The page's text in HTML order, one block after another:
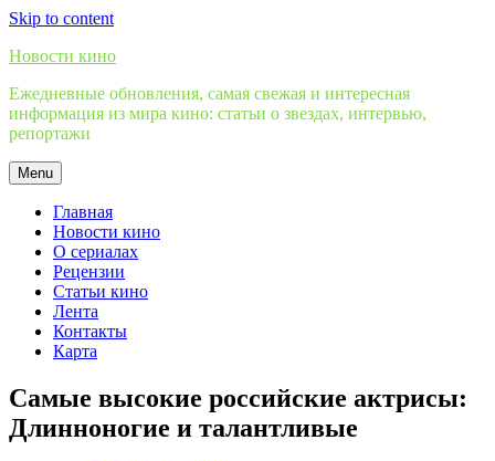
Skip to content
Новости кино
Ежедневные обновления, самая свежая и интересная
информация из мира кино: статьи о звездах, интервью,
репортажи
Menu
Главная
Новости кино
О сериалах
Рецензии
Статьи кино
Лента
Контакты
Карта
Самые высокие российские актрисы:
Длинноногие и талантливые